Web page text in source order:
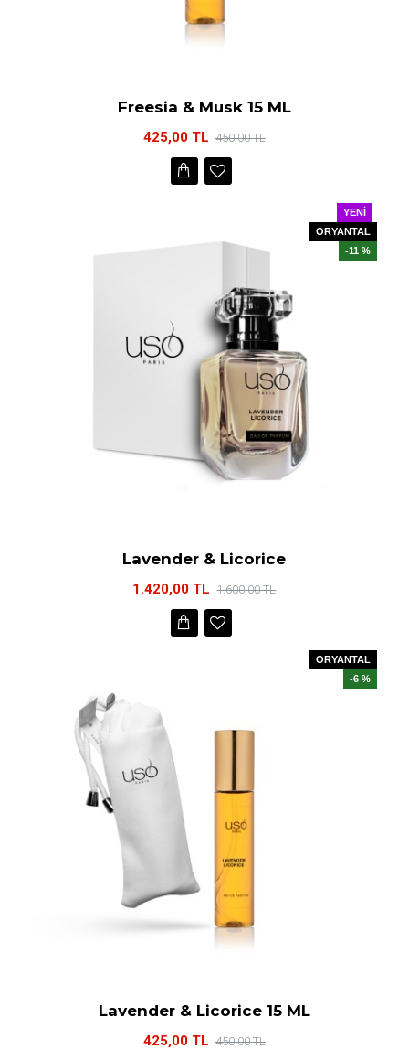
Freesia & Musk 15 ML
425,00 TL 450,00 TL
YENI
ORYANTAL
-11 %
Lavender & Licorice
1.420,00 TL 1.600,00 TL
ORYANTAL
-6 %
Lavender & Licorice 15 ML
425,00 TL 450,00 TL